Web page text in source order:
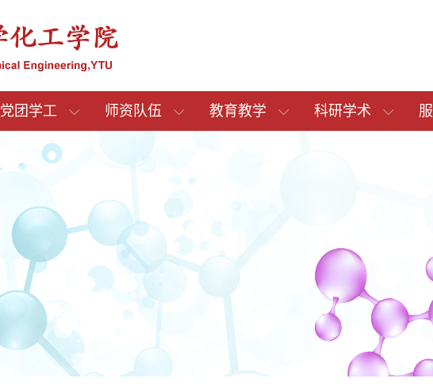
党团学工 师资队伍 教育教学 科研学术